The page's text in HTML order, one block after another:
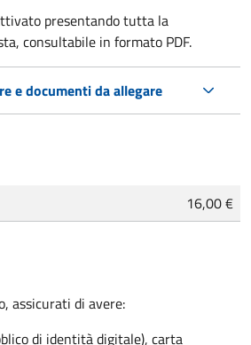
presentando tutta la
consultabile in formato PDF.
e documenti da allegare
16,00 €
assicurati di avere:
di identità digitale), carta